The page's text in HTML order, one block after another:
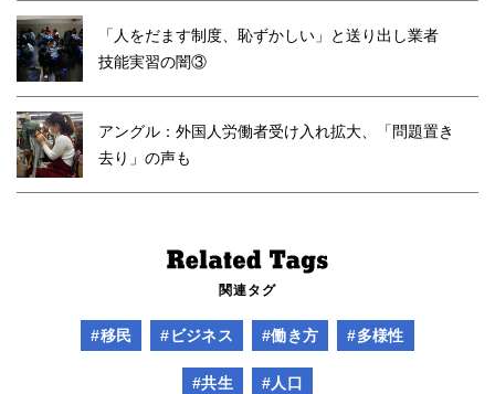
「人をだます制度、恥ずかしい」と送り出し業者
技能実習の闇③
アングル：外国人労働者受け入れ拡大、「問題置き
去り」の声も
関連タグ
#移民 #ビジネス #働き方 #多様性
#共生 #人口